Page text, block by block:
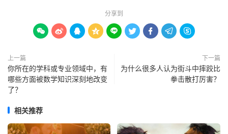
分享到
        
上一篇
你所在的学科或专业领域中，有
哪些方面被数学知识深刻地改变
了？
下一篇
为什么很多人认为街斗中摔跤比
拳击散打厉害？
相关推荐